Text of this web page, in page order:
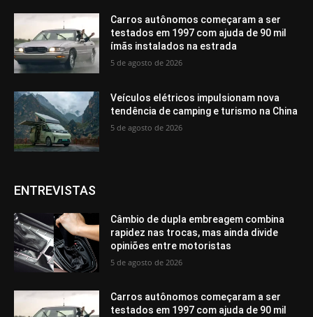
Carros autônomos começaram a ser
testados em 1997 com ajuda de 90 mil
ímãs instalados na estrada
5 de agosto de 2026
Veículos elétricos impulsionam nova
tendência de camping e turismo na China
5 de agosto de 2026
ENTREVISTAS
Câmbio de dupla embreagem combina
rapidez nas trocas, mas ainda divide
opiniões entre motoristas
5 de agosto de 2026
Carros autônomos começaram a ser
testados em 1997 com ajuda de 90 mil